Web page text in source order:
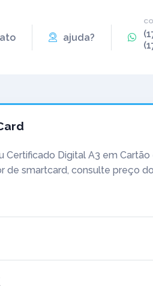
ajuda?
Certificado Digital A3 em Cartão
de smartcard, consulte preço